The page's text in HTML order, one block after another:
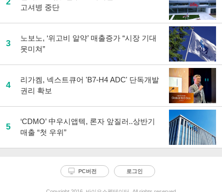
고셔병 중단
3
노보노, ‘위고비 알약’ 매출증가 “시장 기대
못미쳐”
4
리가켐, 넥스트큐어 'B7-H4 ADC' 단독개발
권리 확보
5
‘CDMO’ 中우시앱텍, 론자 앞질러..상반기
매출 “첫 우위”
PC버전 로그인